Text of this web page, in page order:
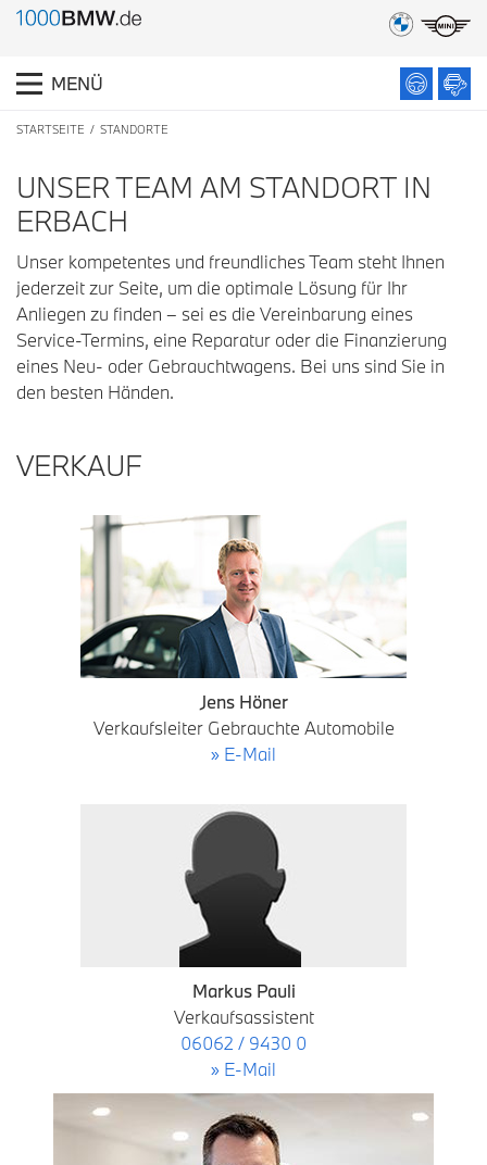
MENÜ
STARTSEITE STANDORTE
UNSER TEAM AM STANDORT IN
ERBACH
Unser kompetentes und freundliches Team steht Ihnen
jederzeit zur Seite, um die optimale Lösung für Ihr
Anliegen zu finden – sei es die Vereinbarung eines
Service-Termins, eine Reparatur oder die Finanzierung
eines Neu- oder Gebrauchtwagens. Bei uns sind Sie in
den besten Händen.
VERKAUF
Jens Höner
Verkaufsleiter Gebrauchte Automobile
» E-Mail
Markus Pauli
Verkaufsassistent
06062 / 9430 0
» E-Mail